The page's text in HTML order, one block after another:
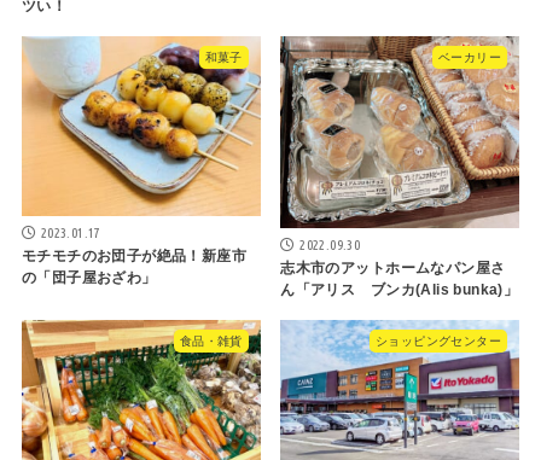
ツい！
和菓子
2023.01.17
モチモチのお団子が絶品！新座市
の「団子屋おざわ」
ベーカリー
2022.09.30
志木市のアットホームなパン屋さ
ん「アリス ブンカ(Alis bunka)」
食品・雑貨 ショッピングセンター